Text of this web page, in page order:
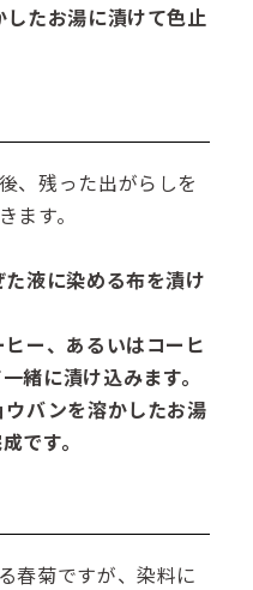
たお湯に漬けて色止
、残った出がらしを
ます。
液に染める布を漬け
ー、あるいはコーヒ
緒に漬け込みます。
バンを溶かしたお湯
です。
春菊ですが、染料に